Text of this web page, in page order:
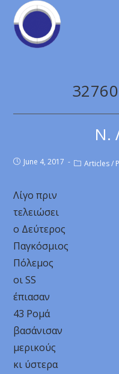
Ν.
June 4, 2017 Articles /
Λίγο πριν
τελειώσει
ο Δεύτερος
Παγκόσμιος
Πόλεμος
οι SS
έπιασαν
43 Ρομά
βασάνισαν
μερικούς
κι ύστερα